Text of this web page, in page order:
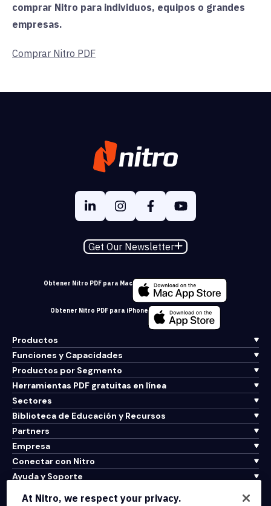
comprar Nitro para individuos, equipos o grandes
empresas.
Comprar Nitro PDF
Get Our Newsletter
Obtener Nitro PDF para Mac
Obtener Nitro PDF para iPhone
Productos
Funciones y Capacidades
Productos por Segmento
Herramientas PDF gratuitas en línea
Sectores
Biblioteca de Educación y Recursos
Partners
Empresa
Conectar con Nitro
Ayuda y Soporte
At Nitro, we respect your privacy.